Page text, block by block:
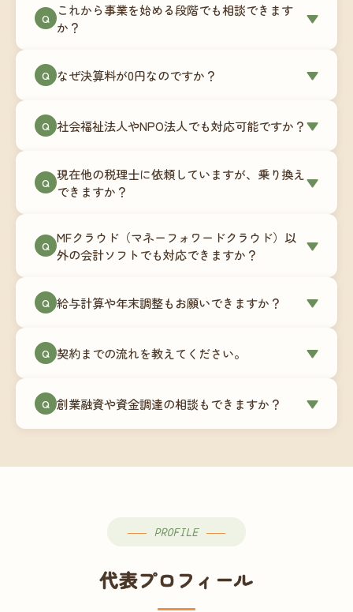
す。Zoomやチャットツールを使ったオンラインで
のやり取りが中心ですので、地域を問わずサポー
地域の事業者さまにご利用いただいています。
Q
これから事業を始める段階でも相談できます
か？
▼
180,000円〜）をご用意しています。事業計画の段
談にも対応しています。
Q なぜ決算料が0円なのですか？ ▼
次で進めています。そのため、決算時に追加の作
リプション型の料金体系を実現しています。年間
コストが事前にわかるので、資金繰りの見通しも
Q 社会福祉法人やNPO法人でも対応可能ですか？▼
は営利法人とは会計基準や監査要件が異なるた
め、別途お見積りとなります。まずはお気軽にご
Q 現在他の税理士に依頼していますが、乗り換え
できますか？
▼
ます。前任の税理士事務所との連携や、過去の帳
簿データの移行もお手伝いします。決算期のタイ
での変更も対応可能です。
Q MFクラウド（マネーフォワードクラウド）以
外の会計ソフトでも対応できますか？
▼
供しています。これから会計ソフトを導入される
します。freee・弥生会計等をご利用中の場合は、
Q 給与計算や年末調整もお願いできますか？ ▼
怠集計あり／5名まで）は月額15,000円〜、年末調
す。人数が増える場合は別途お見積りします。
Q 契約までの流れを教えてください。 ▼
（30〜60分）でご事業内容・ご要望のヒアリング
→ ③お見積り・ご契約 → ④MFクラウドの初期設
談から契約まで費用は発生しませんので、お気軽
Q 創業融資や資金調達の相談もできますか？ ▼
PROFILE
代表プロフィール